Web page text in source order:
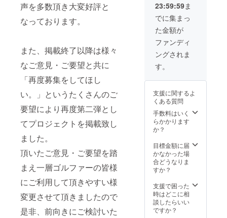
声を多数頂き大変好評と
なっております。
また、掲載終了以降は様々
なご意見・ご要望と共に
「再度募集をしてほし
い。」というたくさんのご
要望により再度第二弾とし
てプロジェクトを掲載致し
ました。
頂いたご意見・ご要望を踏
まえ一層ゴルファーの皆様
にご利用して頂きやすい様
変更させて頂きましたので
是非、前向きにご検討いた
証明証は、ご支
援者様ご本人の
みお使いいただ
けます。 ２、10
万円分の利用券
０枚） ・当クラ
ブでお使い頂け
る１０万円分の
利用券です。 １
年間ご利用可能
です。有効期限
は２０２２年４
月末までになり
ます。 ※利用券
はおつりが出ま
下さい。 ※どち
らも通常営業日
（木曜日を除
く）でしたらい
ただけます。 ※
割引券等との併
用はできませ
ん。（臨時会員
23:59:59ま
でに集まっ
た金額が
ファンディ
ングされま
す。
支援に関するよ
くある質問
手数料はいく
らかかります
か？
目標金額に届
かなかった場
合どうなりま
すか？
支援で困った
時はどこに相
談したらいい
ですか？